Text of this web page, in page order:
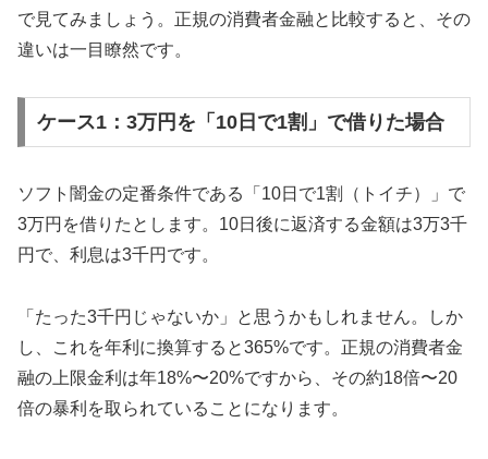
で見てみましょう。正規の消費者金融と比較すると、その
違いは一目瞭然です。
ケース1：3万円を「10日で1割」で借りた場合
ソフト闇金の定番条件である「10日で1割（トイチ）」で
3万円を借りたとします。10日後に返済する金額は3万3千
円で、利息は3千円です。
「たった3千円じゃないか」と思うかもしれません。しか
し、これを年利に換算すると365%です。正規の消費者金
融の上限金利は年18%〜20%ですから、その約18倍〜20
倍の暴利を取られていることになります。